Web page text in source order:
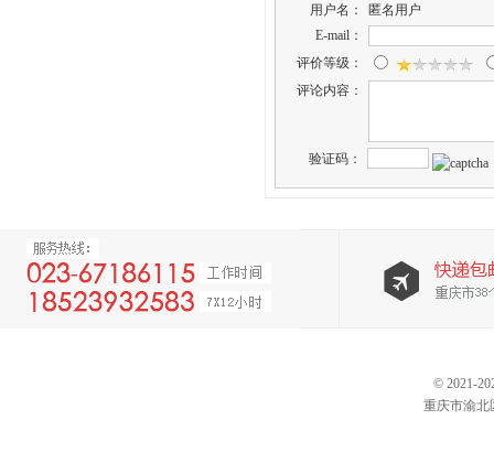
用户名：
匿名用户
E-mail：
评价等级：
评论内容：
验证码：
© 2021-
重庆市渝北